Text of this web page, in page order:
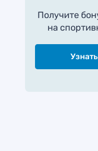
Получите
на